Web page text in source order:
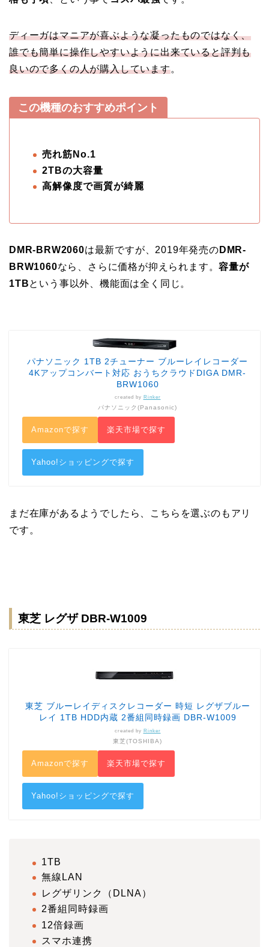
ディーガはマニアが喜ぶような凝ったものではなく、
誰でも簡単に操作しやすいように出来ていると評判も
良いので多くの人が購入しています。
この機種のおすすめポイント
売れ筋No.1
2TBの大容量
高解像度で画質が綺麗
DMR-BRW2060は最新ですが、2019年発売の DMR-
BRW1060なら、さらに価格が抑えられます。容量が
1TBという事以外、機能面は全く同じ。
パナソニック 1TB 2チューナー ブルーレイレコーダー
4Kアップコンバート対応 おうちクラウドDIGA DMR-
BRW1060
created by Rinker
パナソニック(Panasonic)
Amazonで探す 楽天市場で探す
Yahoo!ショッピングで探す
まだ在庫があるようでしたら、こちらを選ぶのもアリ
です。
東芝 レグザ DBR-W1009
東芝 ブルーレイディスクレコーダー 時短 レグザブルー
レイ 1TB HDD内蔵 2番組同時録画 DBR-W1009
created by Rinker
東芝(TOSHIBA)
Amazonで探す 楽天市場で探す
Yahoo!ショッピングで探す
1TB
無線LAN
レグザリンク（DLNA）
2番組同時録画
12倍録画
スマホ連携